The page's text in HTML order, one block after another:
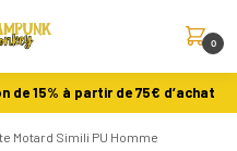
0
de 15% à partir de 75€ d’achat
Motard Simili PU Homme